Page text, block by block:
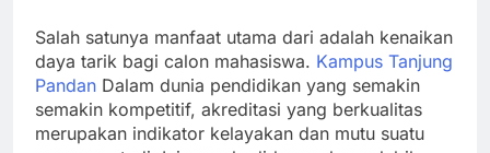
Salah satunya manfaat utama dari adalah kenaikan
daya tarik bagi calon mahasiswa. Kampus Tanjung
Pandan Dalam dunia pendidikan yang semakin
semakin kompetitif, akreditasi yang berkualitas
merupakan indikator kelayakan dan mutu suatu